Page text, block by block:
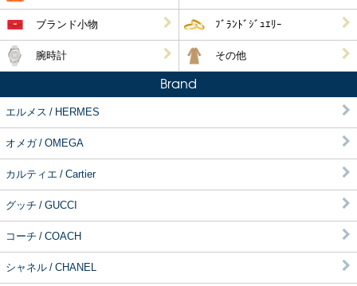
ブランド小物 ﾌﾞﾗﾝﾄﾞｼﾞｭｴﾘｰ
腕時計 その他
Brand
エルメス / HERMES
オメガ / OMEGA
カルティエ / Cartier
グッチ / GUCCI
コーチ / COACH
シャネル / CHANEL